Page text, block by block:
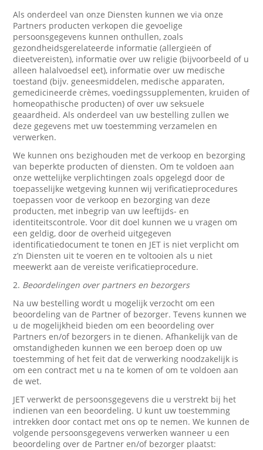
Als onderdeel van onze Diensten kunnen we via onze
Partners producten verkopen die gevoelige
persoonsgegevens kunnen onthullen, zoals
gezondheidsgerelateerde informatie (allergieën of
dieetvereisten), informatie over uw religie (bijvoorbeeld of u
alleen halalvoedsel eet), informatie over uw medische
toestand (bijv. geneesmiddelen, medische apparaten,
gemedicineerde crèmes, voedingssupplementen, kruiden of
homeopathische producten) of over uw seksuele
geaardheid. Als onderdeel van uw bestelling zullen we
deze gegevens met uw toestemming verzamelen en
verwerken.
We kunnen ons bezighouden met de verkoop en bezorging
van beperkte producten of diensten. Om te voldoen aan
onze wettelijke verplichtingen zoals opgelegd door de
toepasselijke wetgeving kunnen wij verificatieprocedures
toepassen voor de verkoop en bezorging van deze
producten, met inbegrip van uw leeftijds- en
identiteitscontrole. Voor dit doel kunnen we u vragen om
een geldig, door de overheid uitgegeven
identificatiedocument te tonen en JET is niet verplicht om
z’n Diensten uit te voeren en te voltooien als u niet
meewerkt aan de vereiste verificatieprocedure.
2. Beoordelingen over partners en bezorgers
Na uw bestelling wordt u mogelijk verzocht om een
beoordeling van de Partner of bezorger. Tevens kunnen we
u de mogelijkheid bieden om een beoordeling over
Partners en/of bezorgers in te dienen. Afhankelijk van de
omstandigheden kunnen we een beroep doen op uw
toestemming of het feit dat de verwerking noodzakelijk is
om een contract met u na te komen of om te voldoen aan
de wet.
JET verwerkt de persoonsgegevens die u verstrekt bij het
indienen van een beoordeling. U kunt uw toestemming
intrekken door contact met ons op te nemen. We kunnen de
volgende persoonsgegevens verwerken wanneer u een
beoordeling over de Partner en/of bezorger plaatst: